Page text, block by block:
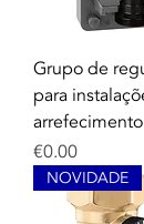
Grupo de
para
arrefecimento
Price
€0.00
NOVIDADE